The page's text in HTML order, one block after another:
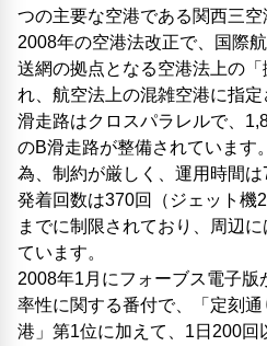
つの主要な空港である関西三空
2008年の空港法改正で、国際
送網の拠点となる空港法上の
れ、航空法上の混雑空港に指定
滑走路はクロスパラレルで、
のB滑走路が整備されています
為、制約が厳しく、運用時間
発着回数は370回（ジェット機
までに制限されており、周辺
ています。
2008年1月にフォーブス電子版
率性に関する番付で、「定刻
港」第1位に加えて、1日200回